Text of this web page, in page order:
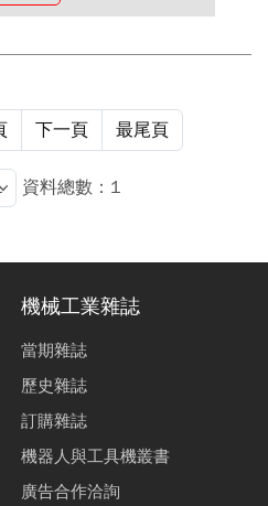
下一頁 最尾頁
資料總數：1
機械工業雜誌
當期雜誌
歷史雜誌
訂購雜誌
機器人與工具機叢書
廣告合作洽詢